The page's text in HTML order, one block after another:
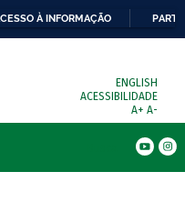
À INFORMAÇÃO
ENGLISH
ACESSIBILIDADE
A+ A-